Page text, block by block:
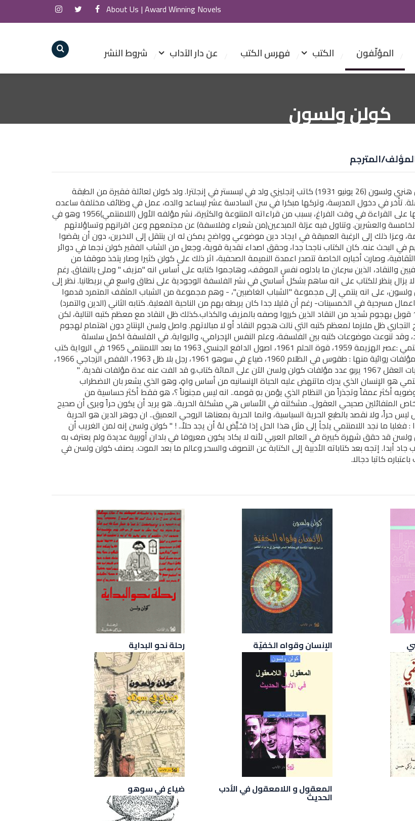
Award Winning Novels |
About Us
المؤلّفون الكتب فهرس الكتب عن دار الآداب شروط النشر
كولن ولسون
المترجم
كولن هنري ولسون (26 يونيو 1931) كاتب إنجليزي ولد في ليسستر في إنجلترا. ولد كولن لعائلة فقيرة من الطبقة
تأخر في دخول المدرسة، وتركها مبكرا في سن السادسة عشر ليساعد والده، عمل في وظائف مختلفة ساعده
بعضها على القراءة في وقت الفراغ، بسبب من قراءاته المتنوعة والكثيرة، نشر مؤلفه الأول (اللامنتمي)1956 وهو في
والعشرين. وتناول فيه عزلة المبدعين(من شعراء وفلاسفة) عن مجتمعهم وعن اقرانهم وتساؤلاتهم
وعزا ذلك إلى الرغبة العميقة في ايجاد دين موضوعي وواضح يمكن له ان ينتقل إلى الاخرين، دون أن يقضوا
في البحث عنه. كان الكتاب ناجحا جدا، وحقق اصداء نقدية قوية، وجعل من الشاب الفقير كولن نجما في دوائر
وصارت أخباره الخاصة تتصدر اعمدة النميمة الصحفية، اثر ذلك على كولن كثيرا وصار يتخذ موقفا من
والنقاد، الذين سرعان ما بادلوه نفس الموقف، وهاجموا كتابه على أساس انه "مزيف " وملئ بالنفاق. رغم
يزال ينظر للكتاب على انه ساهم بشكل أساسي في نشر الفلسفة الوجودية على نطاق واسع في بريطانيا. نظر إلى
على انه ينتمي إلى مجموعة "الشباب الغاضبين"، - وهم مجموعة من الشباب المثقف المتمرد قدموا
مسرحية في الخمسينات- رغم أن قليلا جدا كان يربطه بهم من الناحية الفعلية. كتابه الثاني (الدين والتمرد)
1957 قوبل بهجوم شديد من النقاد الذين كرروا وصفه بالمزيف والكذاب.كذلك ظل النقاد مع معظم كتبه التالية، لكن
التجاري ظل ملازما لمعظم كتبه التي نالت هجوم النقاد أو لا مبالاتهم. واصل ولسن الإنتاج دون اهتمام لهجوم
وقد تنوعت موضوعات كتبه بين الفلسفة، وعلم النفس الإجرامي، والرواية. في الفلسفة اكمل سلسلة
اللامنتمي :عصر الهزيمة 1959، قوة الحلم 1961، اصول الدافع الجنسي 1963 ما بعد اللامنتمي 1965 في الرواية كتب
عدة مؤلفات روائية منها : طقوس في الظلام 1960، ضياع في سوهو 1961، رجل بلا ظل 1963، القفص الزجاجي 1966،
طفيليات العقل 1967 يربو عدد مؤلفات كولن ولسن الآن على المائة كتاب.و قد الفت عنه عدة مؤلفات نقدية. "
هو الإنسان الذي يدرك ماتنهض عليه الحياة الإنسانيه من أساس واهٍ، وهو الذي يشعر بان الاضطراب
أكثر عمقاً وتجذراً من النظام الذي يؤمن بهِ قومه.. انه ليس مجنوناً ؟، هو فقط أكثر حساسية من
المتفائلين صحيحي العقول.. مشكلته في الأساس هي مشكلة الحرية.. هو يريد أن يكون حراً ويرى أن صحيح
ليس حراً، ولا نقصد بالطبع الحرية السياسية، وانما الحرية بمعناها الروحي العميق.. ان جوهر الدين هو الحرية
: فغلبا ما نجد اللامنتمي يلجأ إلى مثل هذا الحل إذا قـُـيَّض لهُ أن يجد حلاً.. ! " كولن ولسن إنه لمن الغريب أن
قد حقق شهرة كبيرة في العالم العربي لأنه لا يكاد يكون معروفا في بلدان أوربية عديدة ولم يعترف به
جاد أبدا. إتجه بعد كتاباته الأدبية إلى الكتابة عن التصوف والسحر وعالم ما بعد الموت. يصنف كولن ولسن في
كاتبا دجالا.
الإنسان وقواه الخفيّة رحلة نحو البداية
المعقول و اللامعقول في الأدب
الحديث
ضياع في سوهو